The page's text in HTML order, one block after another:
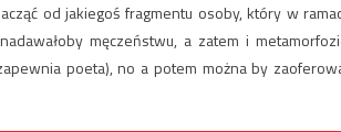
od jakiegoś fragmentu osoby, który w
męczeństwu, a zatem i
poeta), no a potem można by